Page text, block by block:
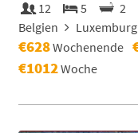
12 5
2
Belgien
Luxemburg
€628Wochenende
€1012Woche